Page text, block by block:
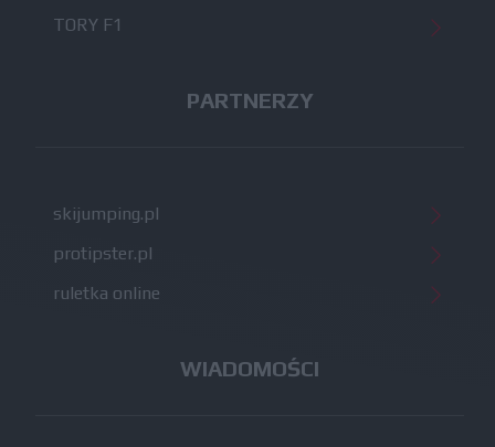
TORY F1
PARTNERZY
skijumping.pl
protipster.pl
ruletka online
WIADOMOŚCI